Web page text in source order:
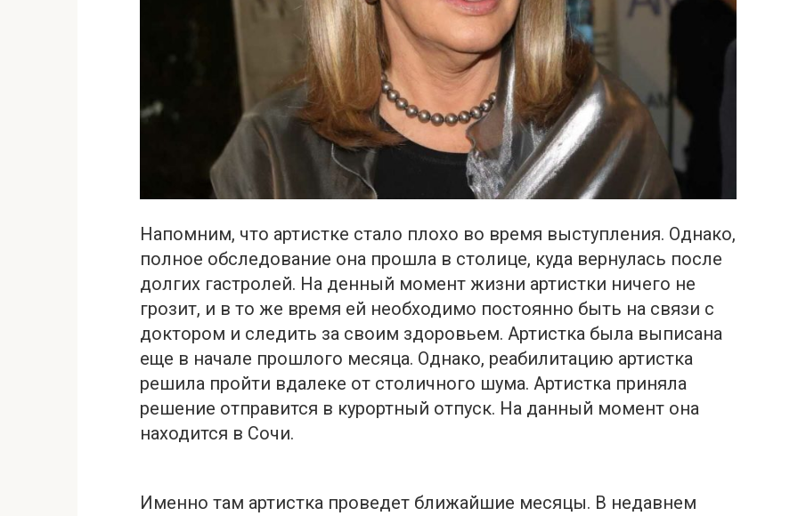
Напомним, что артистке стало плохо во время выступления. Однако,
полное обследование она прошла в столице, куда вернулась после
долгих гастролей. На денный момент жизни артистки ничего не
грозит, и в то же время ей необходимо постоянно быть на связи с
доктором и следить за своим здоровьем. Артистка была выписана
еще в начале прошлого месяца. Однако, реабилитацию артистка
решила пройти вдалеке от столичного шума. Артистка приняла
решение отправится в курортный отпуск. На данный момент она
находится в Сочи.
Именно там артистка проведет ближайшие месяцы. В недавнем